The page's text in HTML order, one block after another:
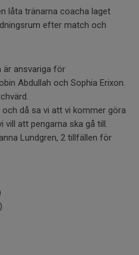
låta tränarna coacha laget
efter match och
ansvariga för
Abdullah och Sophia Erixon.
då sa vi att vi kommer göra
vill att pengarna ska gå till.
Lundgren, 2 tillfällen för